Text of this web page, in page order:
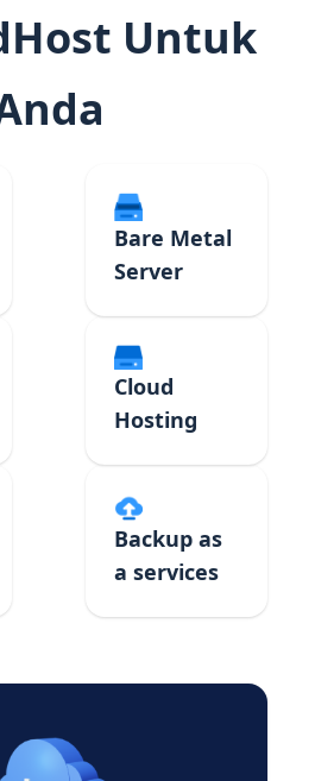
Untuk
Bare Metal
Server
Cloud
Hosting
Backup as
a services